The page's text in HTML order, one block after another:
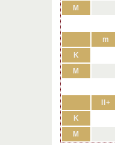
M
m
K
M
II+
K
M